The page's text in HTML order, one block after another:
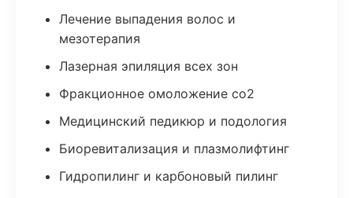
Лечение выпадения волос и
мезотерапия
Лазерная эпиляция всех зон
Фракционное омоложение co2
Медицинский педикюр и подология
Биоревитализация и плазмолифтинг
Гидропилинг и карбоновый пилинг